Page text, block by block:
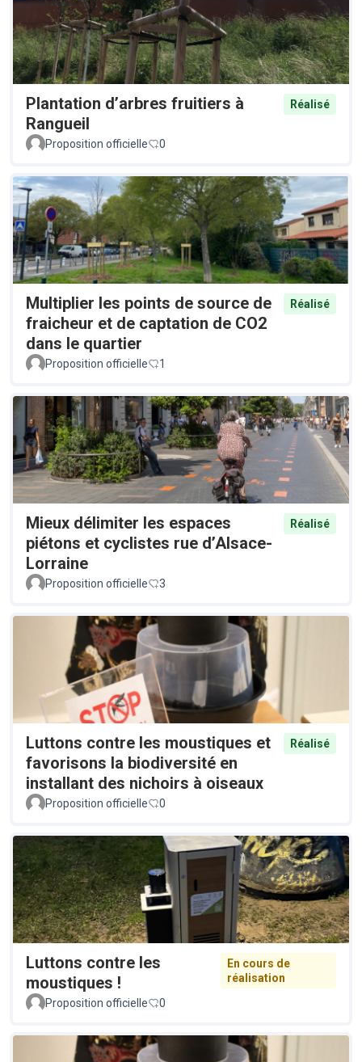
Plantation d’arbres fruitiers à
Rangueil
Réalisé
Proposition officielle 0
Multiplier les points de source de
fraicheur et de captation de CO2
dans le quartier
Réalisé
Proposition officielle 1
Mieux délimiter les espaces
piétons et cyclistes rue d’Alsace-
Lorraine
Réalisé
Proposition officielle 3
Luttons contre les moustiques et
favorisons la biodiversité en
installant des nichoirs à oiseaux
Réalisé
Proposition officielle 0
Luttons contre les
moustiques !
En cours de
réalisation
Proposition officielle
0